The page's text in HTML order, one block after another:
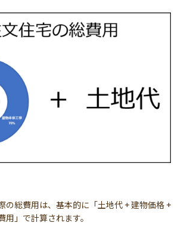
の総費用は、基本的に「土地代 + 建物価格 +
用」で計算されます。